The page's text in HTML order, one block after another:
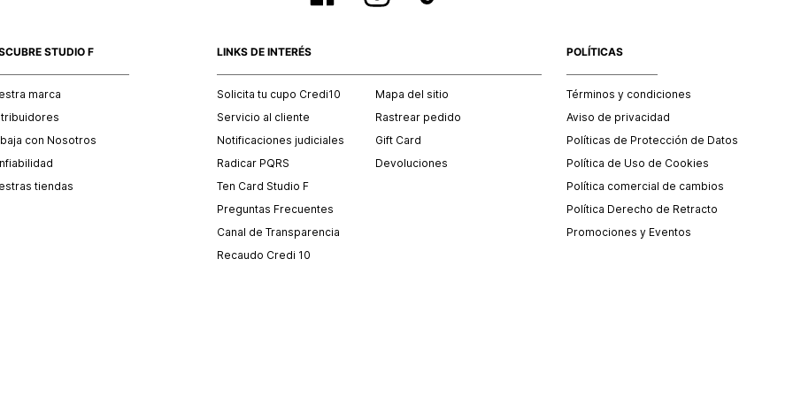
STUDIO F
marca
con Nosotros
tiendas
LINKS DE INTERÉS
Solicita tu cupo Credi10
Servicio al cliente
Notificaciones judiciales
Radicar PQRS
Ten Card Studio F
Preguntas Frecuentes
Canal de Transparencia
Recaudo Credi 10
Mapa del sitio
Rastrear pedido
Gift Card
Devoluciones
POLÍTICAS
Términos y condiciones
Aviso de privacidad
Políticas de Protección de Datos
Política de Uso de Cookies
Política comercial de cambios
Política Derecho de Retracto
Promociones y Eventos